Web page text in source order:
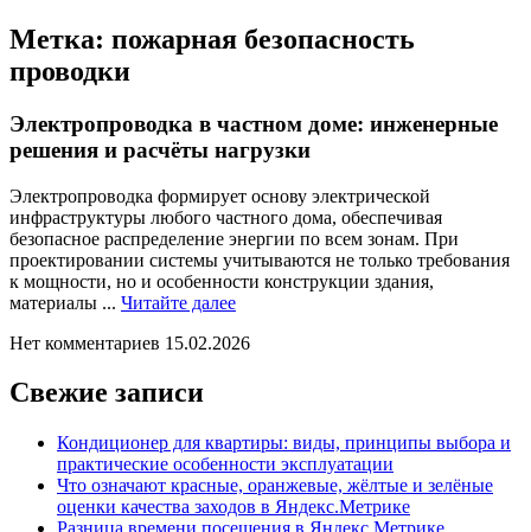
Метка: пожарная безопасность
проводки
Электропроводка в частном доме: инженерные
решения и расчёты нагрузки
Электропроводка формирует основу электрической
инфраструктуры любого частного дома, обеспечивая
безопасное распределение энергии по всем зонам. При
проектировании системы учитываются не только требования
к мощности, но и особенности конструкции здания,
материалы ... Читайте далееЧитайте
Нет комментариев 15.02.2026
Свежие записи
Кондиционер для квартиры: виды, принципы выбора и
практические особенности эксплуатации
Что означают красные, оранжевые, жёлтые и зелёные
оценки качества заходов в Яндекс.Метрике